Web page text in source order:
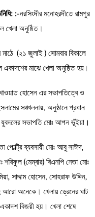
:-নরসিংদীর মনোহরদীতে রামপুর
খেলা অনুষ্ঠিত।
মাঠে (২১ জুলাই ) সোমবার বিকালে
মাঝে খেলা অনুষ্ঠিত হয়।
হোসেন এর সভাপতিত্বে ও
সঞ্চালনায়, অনুষ্ঠানে প্রধান
যুবদলের সভাপতি মোঃ আপন ভূঁইয়া।
পোল্ট্রি ব্যবসায়ী মোঃ আবু সাঈদ,
শরিফুল (মেম্বার) বিএনপি নেতা মোঃ
সাদ্দাম হোসেন, সোহরাফ উদ্দিন,
আরো অনেকে। খেলায় ড্রেনের ঘাট
বিজয়ী হয়। খেলা শেষে